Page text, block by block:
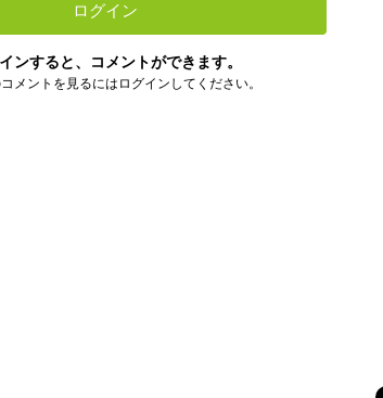
ログイン
ンすると、コメントができます。
メントを見るにはログインしてください。